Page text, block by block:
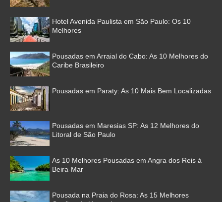
Hotel Avenida Paulista em São Paulo: Os 10
Melhores
Pousadas em Arraial do Cabo: As 10 Melhores do
Caribe Brasileiro
Pousadas em Paraty: As 10 Mais Bem Localizadas
Pousadas em Maresias SP: As 12 Melhores do
Litoral de São Paulo
As 10 Melhores Pousadas em Angra dos Reis à
Beira-Mar
Pousada na Praia do Rosa: As 15 Melhores